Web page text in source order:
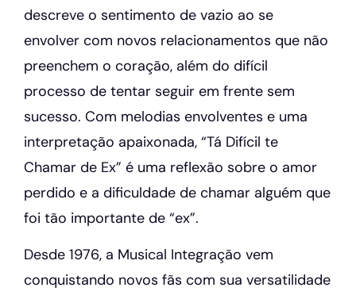
descreve o sentimento de vazio ao se
envolver com novos relacionamentos que não
preenchem o coração, além do difícil
processo de tentar seguir em frente sem
sucesso. Com melodias envolventes e uma
interpretação apaixonada, “Tá Difícil te
Chamar de Ex” é uma reflexão sobre o amor
perdido e a dificuldade de chamar alguém que
foi tão importante de “ex”.
Desde 1976, a Musical Integração vem
conquistando novos fãs com sua versatilidade